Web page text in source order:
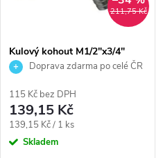
211,75 Kč
Kulový kohout M1/2"x3/4"
zahradní, závitový, páka, voda,
Doprava zdarma po celé ČR
115 Kč bez DPH
139,15 Kč
Měrná
cena:
139,15 Kč / 1 ks
Skladem